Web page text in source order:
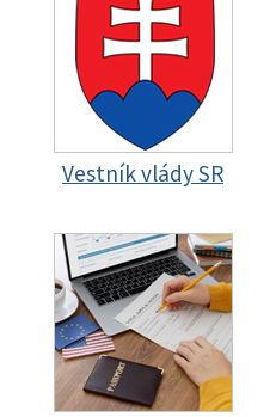
Vestník vlády SR